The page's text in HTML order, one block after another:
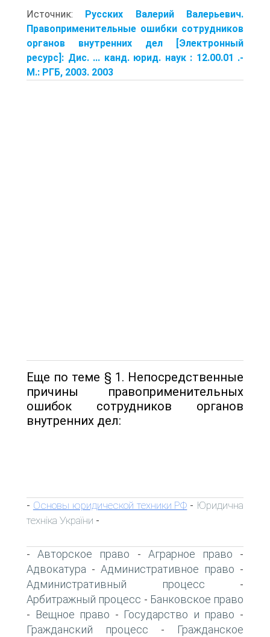
Источник: Русских Валерий Валерьевич.
Правоприменительные ошибки сотрудников
органов внутренних дел [Электронный
ресурс]: Дис. ... канд. юрид. наук : 12.00.01 .-
М.: РГБ, 2003. 2003
Еще по теме § 1. Непосредственные
причины правоприменительных
ошибок сотрудников органов
внутренних дел:
- Основы юридической техники РФ - Юридична
техніка України -
-Авторское право - Аграрное право -
Адвокатура - Административное право -
Административный процесс -
Арбитражный процесс - Банковское право
- Вещное право - Государство и право -
Гражданский процесс -
Гражданское